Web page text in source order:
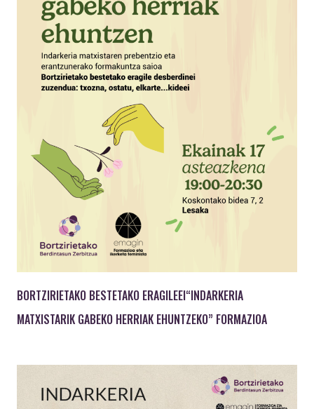
BORTZIRIETAKO BESTETAKO ERAGILEEI“INDARKERIA
MATXISTARIK GABEKO HERRIAK EHUNTZEKO” FORMAZIOA